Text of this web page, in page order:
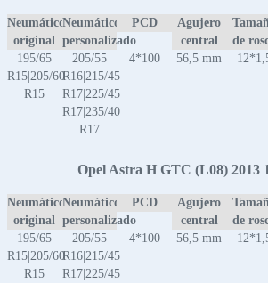
Neumático
original
Neumático
personalizado
PCD
Agujero
central
de
195/65
R15|205/60
R15
205/55
R16|215/45
R17|225/45
R17|235/40
R17
4*100 56,5 mm
Opel Astra H GTC (L08) 2013
Neumático
original
Neumático
personalizado
PCD
Agujero
central
de
195/65
R15|205/60
R15
205/55
R16|215/45
R17|225/45
4*100 56,5 mm